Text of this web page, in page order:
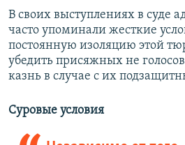
В своих выступлениях в суде
часто упоминали жесткие
постоянную изоляцию этой
убедить присяжных не
казнь в случае с их
Суровые условия